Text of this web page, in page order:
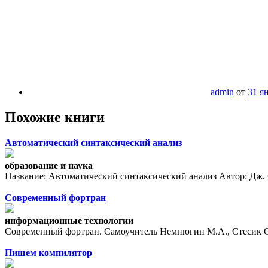
admin от 31
Похожие книги
Автоматический синтаксический анализ
образование и наука
Название: Автоматический синтаксический анализ Автор:
Современный фортран
информационные технологии
Современный фортран. Самоучитель Немнюгин М.А., Стесик
Пишем компилятор